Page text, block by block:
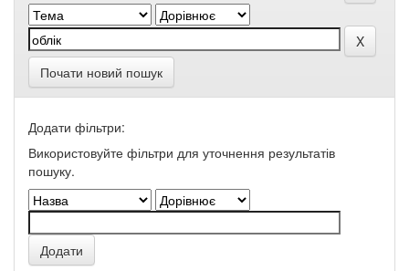
Почати новий пошук
Додати фільтри:
Використовуйте фільтри для уточнення результатів
пошуку.